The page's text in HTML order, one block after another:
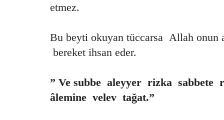
etmez.
Bu beyti okuyan tüccarsa Allah onun
bereket ihsan eder.
” Ve subbe aleyyer rizka sabbete
âlemine velev tağat.”